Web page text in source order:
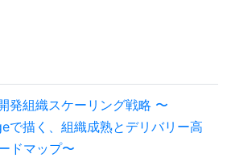
発組織スケーリング戦略 〜
で描く、組織成熟とデリバリー高
ドマップ〜